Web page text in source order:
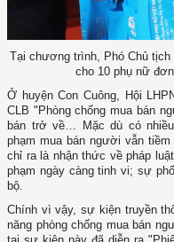
Tại chương trình, Phó Chủ tịch
cho 10 phụ nữ
Ở huyện Con Cuông, Hội
CLB "Phòng chống mua bán
bán trở về… Mặc dù có
phạm mua bán người vẫn
chỉ ra là nhận thức về pháp
phạm ngày càng tinh vi; sự
bộ.
Chính vì vậy, sự kiện truyền
năng phòng chống mua bán